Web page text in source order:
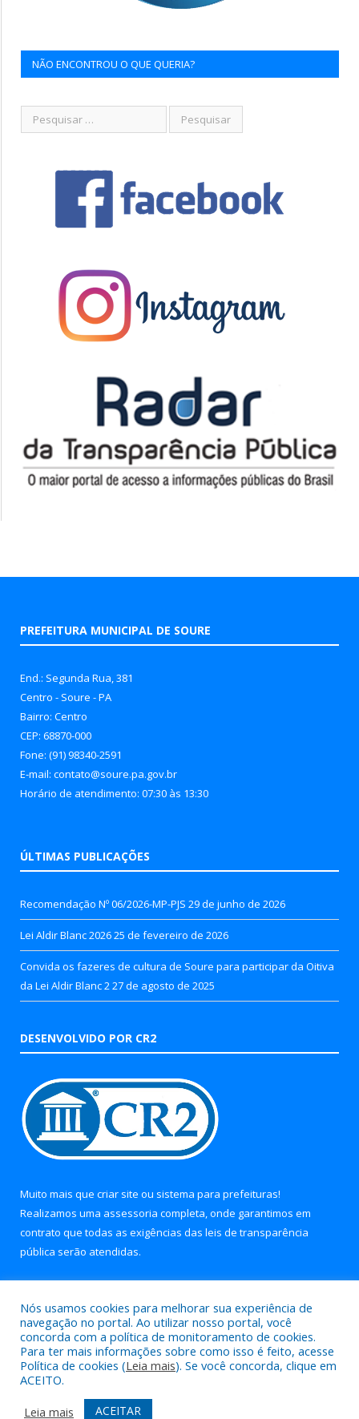
NÃO ENCONTROU O QUE QUERIA?
PREFEITURA MUNICIPAL DE SOURE
End.: Segunda Rua, 381
Centro - Soure - PA
Bairro: Centro
CEP: 68870-000
Fone: (91) 98340-2591
E-mail: contato@soure.pa.gov.br
Horário de atendimento: 07:30 às 13:30
ÚLTIMAS PUBLICAÇÕES
Recomendação Nº 06/2026-MP-PJS 29 de junho de 2026
Lei Aldir Blanc 202625 de fevereiro de 2026
Convida os fazeres de cultura de Soure para participar da Oitiva
da Lei Aldir Blanc 227 de agosto de 2025
DESENVOLVIDO POR CR2
Muito mais que criar site ou sistema para prefeituras!
Realizamos uma assessoria completa, onde garantimos em
contrato que todas as exigências das leis de transparência
pública serão atendidas.
Todos os direitos reservados a Prefeitura Municipal de Soure.
Mapa do Site
Acessar Área Administrativa
Nós usamos cookies para melhorar sua experiência de
navegação no portal. Ao utilizar nosso portal, você
concorda com a política de monitoramento de cookies.
Para ter mais informações sobre como isso é feito, acesse
Política de cookies (Leia mais). Se você concorda, clique em
ACEITO.
Leia mais
ACEITAR